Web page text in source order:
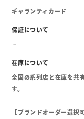
ギャランティカード
全国の系列店と在庫を共
す。
【ブランドオーダー選択